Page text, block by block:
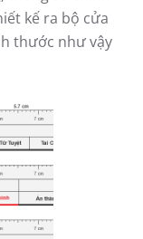
kế ra bộ cửa
thước như vậy